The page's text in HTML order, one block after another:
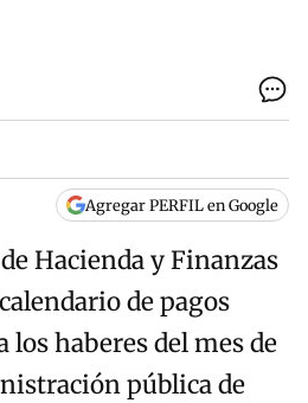
Agregar PERFIL en Google
Hacienda y Finanzas
de pagos
haberes del mes de
pública de